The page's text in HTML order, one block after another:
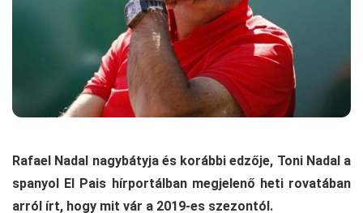
Rafael Nadal nagybátyja és korábbi edzője, Toni Nadal a
spanyol El Pais hírportálban megjelenő heti rovatában
arról írt, hogy mit vár a 2019-es szezontól.